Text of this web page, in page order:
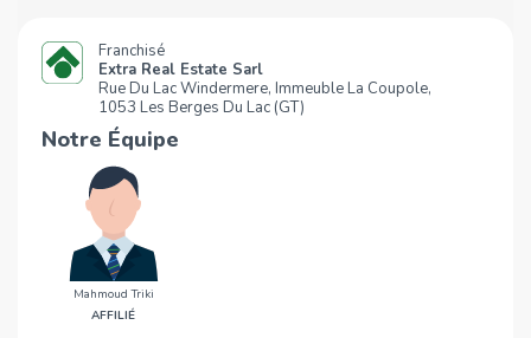
Franchisé
Extra Real Estate Sarl
Rue Du Lac Windermere, Immeuble La Coupole,
1053 Les Berges Du Lac (GT)
Notre Équipe
Mahmoud Triki
AFFILIÉ